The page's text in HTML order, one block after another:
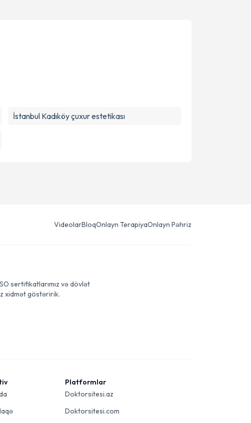
İstanbul Kadıköy çuxur estetikası
VideolarBloqOnlayn TerapiyaOnlayn Pəhriz
sertifikatlarımız və dövlət
xidmət göstəririk.
Platformlar
Doktorsitesi.az
Doktorsitesi.com